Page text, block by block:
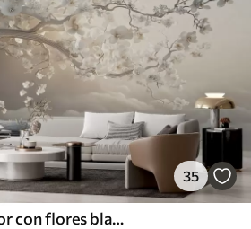
35
Un árbol encantador con flores blancas contra el fondo de nubes en un estilo interesante en delicados colores cálidos